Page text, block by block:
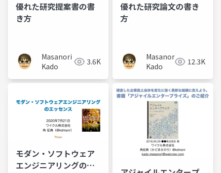
優れた研究提案書の書
き方
Masanori
Kado
3.6K
優れた研究論文の書き
方
Masanori
Kado
12.3K
モダン・ソフトウェア
エンジニアリングのエ